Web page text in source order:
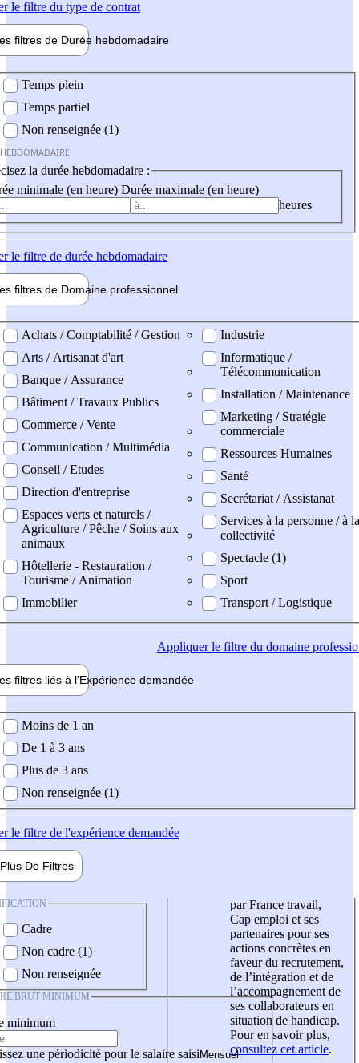
le filtre du type de contrat
filtres de Durée hebdomadaire
Temps plein
Temps partiel
Non renseignée (1)
la durée hebdomadaire :
minimale (en heure) Durée maximale (en heure)
heures
le filtre de durée hebdomadaire
filtres de Domaine professionnel
professionel
Achats / Comptabilité / Gestion
Arts / Artisanat d'art
Banque / Assurance
Bâtiment / Travaux Publics
Commerce / Vente
Communication / Multimédia
Conseil / Etudes
Direction d'entreprise
Espaces verts et naturels /
Agriculture / Pêche / Soins aux
animaux
Hôtellerie - Restauration /
Tourisme / Animation
Immobilier
Industrie
Informatique /
Télécommunication
Installation / Maintenance
Marketing / Stratégie
commerciale
Ressources Humaines
Santé
Secrétariat / Assistanat
Services à la personne / à la
collectivité
Spectacle (1)
Sport
Transport / Logistique
Appliquerle filtre du domaine
filtres liés à l'Expérience demandée
demandée
Moins de 1 an
De 1 à 3 ans
Plus de 3 ans
Non renseignée (1)
le filtre de l'expérience demandée
Plus De Filtres
Cadre
Non cadre (1)
Non renseignée
BRUT MINIMUM
minimum
une périodicité pour le salaire saisi
par France travail,
Cap emploi et ses
partenaires pour ses
actions concrètes en
faveur du recrutement,
de l’intégration et de
l’accompagnement de
ses collaborateurs en
situation de handicap.
Pour en savoir plus,
consultez cet article.